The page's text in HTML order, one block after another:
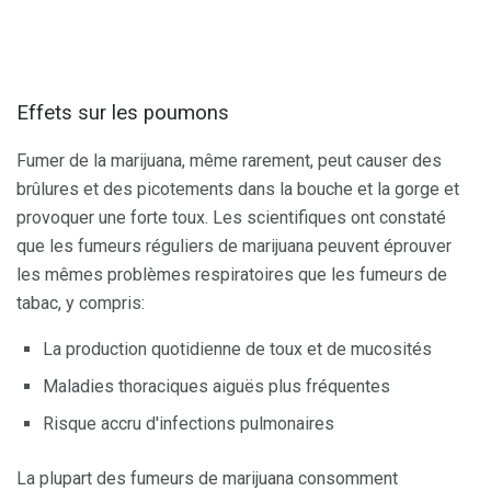
Effets sur les poumons
Fumer de la marijuana, même rarement, peut causer des
brûlures et des picotements dans la bouche et la gorge et
provoquer une forte toux. Les scientifiques ont constaté
que les fumeurs réguliers de marijuana peuvent éprouver
les mêmes problèmes respiratoires que les fumeurs de
tabac, y compris:
La production quotidienne de toux et de mucosités
Maladies thoraciques aiguës plus fréquentes
Risque accru d'infections pulmonaires
La plupart des fumeurs de marijuana consomment